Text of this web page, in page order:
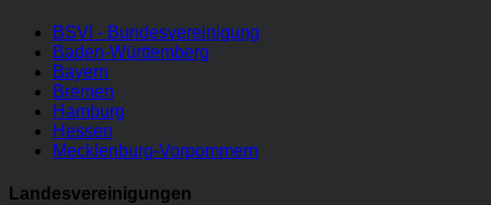
BSVI - Bundesvereinigung
Baden-Württemberg
Bayern
Bremen
Hamburg
Hessen
Mecklenburg-Vorpommern
Landesvereinigungen